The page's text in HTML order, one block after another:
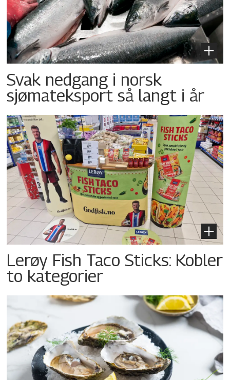
Svak nedgang i norsk
sjømateksport så langt i år
Lerøy Fish Taco Sticks: Kobler
to kategorier